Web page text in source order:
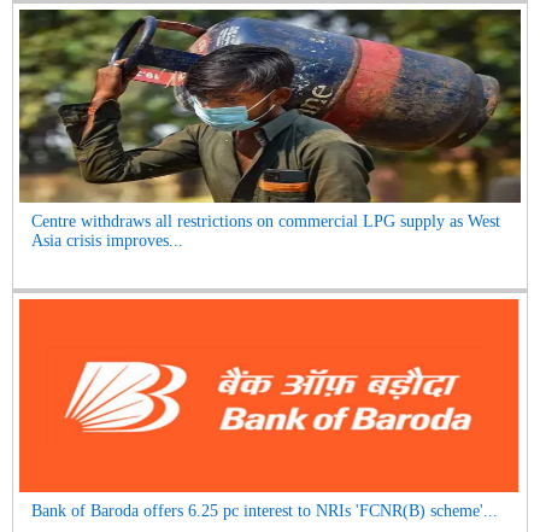
Centre withdraws all restrictions on commercial LPG supply as West
Asia crisis improves...
Bank of Baroda offers 6.25 pc interest to NRIs 'FCNR(B) scheme'...